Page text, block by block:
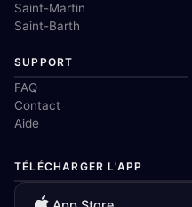
Saint-Martin
Saint-Barth
SUPPORT
FAQ
Contact
Aide
TÉLÉCHARGER L'APP